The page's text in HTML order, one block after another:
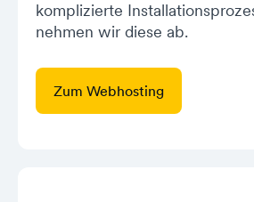
komplizierte
nehmen wir diese ab.
Zum Webhosting